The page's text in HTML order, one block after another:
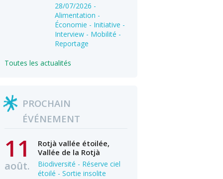
28/07/2026 -
Alimentation -
Économie - Initiative -
Interview - Mobilité -
Reportage
Toutes les actualités
PROCHAIN
ÉVÉNEMENT
11
août.
Rotjà vallée étoilée,
Vallée de la Rotjà
Biodiversité - Réserve ciel
étoilé - Sortie insolite